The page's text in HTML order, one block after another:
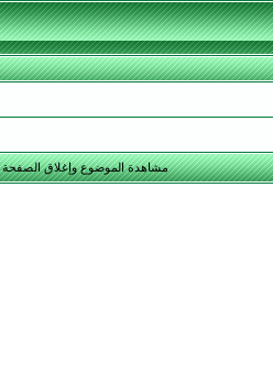
مشاهدة الموضوع وإغلاق الصفحة